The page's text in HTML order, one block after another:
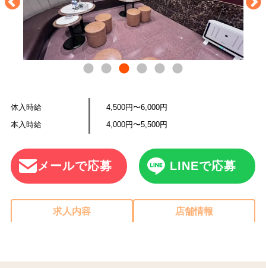
体入時給
4,500円〜6,000円
本入時給
4,000円〜5,500円
メールで応募 LINEで応募
求人内容 店舗情報